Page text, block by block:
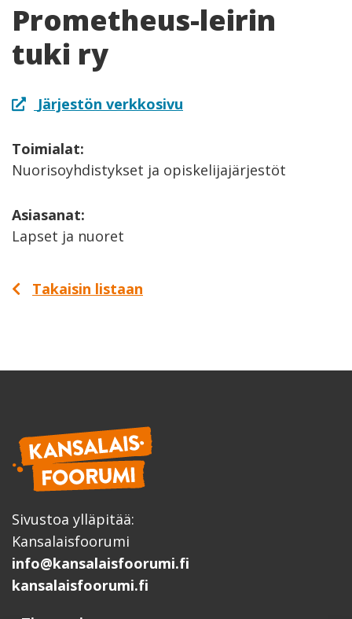
Prometheus-leirin
tuki ry
Järjestön verkkosivu
Toimialat:
Nuorisoyhdistykset ja opiskelijajärjestöt
Asiasanat:
Lapset ja nuoret
Takaisin listaan
Sivustoa ylläpitää:
Kansalaisfoorumi
info@kansalaisfoorumi.fi
kansalaisfoorumi.fi